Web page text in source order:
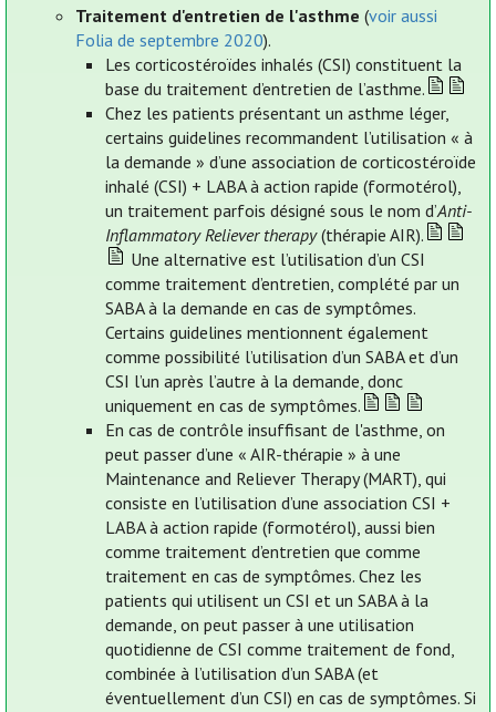
Traitement d'entretien de l'asthme (voir aussi
Folia de septembre 2020).
Les corticostéroïdes inhalés (CSI) constituent la
base du traitement d’entretien de l’asthme.
Chez les patients présentant un asthme léger,
certains guidelines recommandent l’utilisation « à
la demande » d’une association de corticostéroïde
inhalé (CSI) + LABA à action rapide (formotérol),
un traitement parfois désigné sous le nom d’Anti-
Inflammatory Reliever therapy(thérapie AIR).
Une alternative est l’utilisation d’un CSI
comme traitement d’entretien, complété par un
SABA à la demande en cas de symptômes.
Certains guidelines mentionnent également
comme possibilité l’utilisation d’un SABA et d’un
CSI l’un après l’autre à la demande, donc
uniquement en cas de symptômes.
En cas de contrôle insuffisant de l'asthme, on
peut passer d’une « AIR-thérapie » à une
Maintenance and Reliever Therapy (MART), qui
consiste en l’utilisation d’une association CSI +
LABA à action rapide (formotérol), aussi bien
comme traitement d’entretien que comme
traitement en cas de symptômes. Chez les
patients qui utilisent un CSI et un SABA à la
demande, on peut passer à une utilisation
quotidienne de CSI comme traitement de fond,
combinée à l’utilisation d’un SABA (et
éventuellement d’un CSI) en cas de symptômes. Si